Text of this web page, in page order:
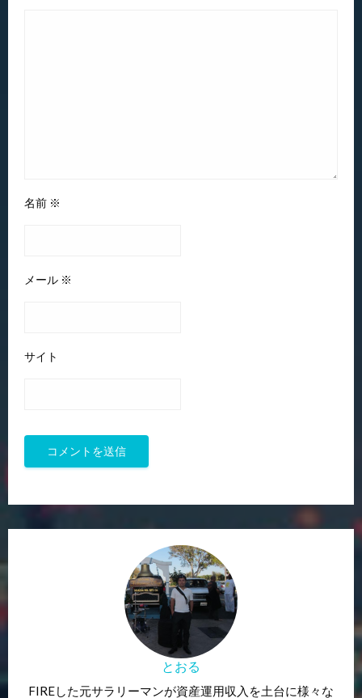
名前 ※
メール ※
サイト
とおる
FIREした元サラリーマンが資産運用収入を土台に様々な